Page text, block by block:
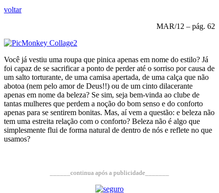
voltar
MAR/12 – pág. 62
Você já vestiu uma roupa que pinica apenas em nome do estilo? Já
foi capaz de se sacrificar a ponto de perder até o sorriso por causa de
um salto torturante, de uma camisa apertada, de uma calça que não
abotoa (nem pelo amor de Deus!!) ou de um cinto dilacerante
apenas em nome da beleza? Se sim, seja bem-vinda ao clube de
tantas mulheres que perdem a noção do bom senso e do conforto
apenas para se sentirem bonitas. Mas, aí vem a questão: e beleza não
tem uma estreita relação com o conforto? Beleza não é algo que
simplesmente flui de forma natural de dentro de nós e reflete no que
usamos?
______continua após a publicidade_______